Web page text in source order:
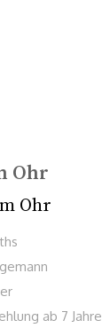
Ohr
ab 7 Jahre